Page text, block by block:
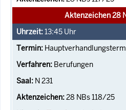
Aktenzeichen 28
13:45 Uhr
Berufungen
N 231
28 NBs 118/25